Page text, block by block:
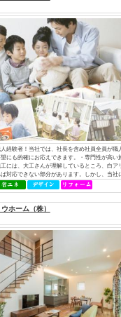
を通して、最もお客様のお
、季節を問わず家全体の湿
。空気をきれいにするだけ
株式会社 伊庭工務店